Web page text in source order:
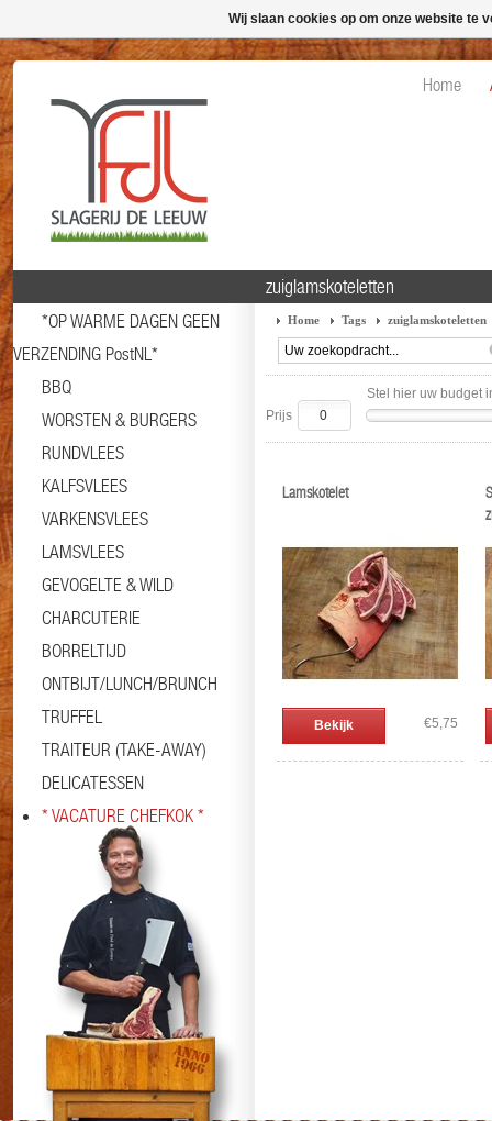
Home
*OP WARME DAGEN GEEN
VERZENDING PostNL*
BBQ
WORSTEN & BURGERS
RUNDVLEES
KALFSVLEES
VARKENSVLEES
LAMSVLEES
GEVOGELTE & WILD
CHARCUTERIE
BORRELTIJD
ONTBIJT/LUNCH/BRUNCH
TRUFFEL
TRAITEUR (TAKE-AWAY)
DELICATESSEN
* VACATURE CHEFKOK *
zuiglamskoteletten
Home Tags zuiglamskoteletten
Stel hier uw budget
Prijs
Lamskotelet
Bekijk €5,75
Wij slaan cookies op om onze website te